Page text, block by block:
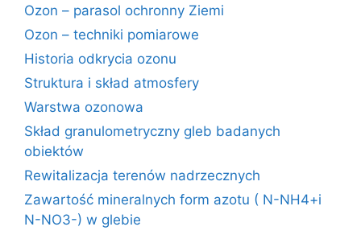
Ozon – parasol ochronny Ziemi
Ozon – techniki pomiarowe
Historia odkrycia ozonu
Struktura i skład atmosfery
Warstwa ozonowa
Skład granulometryczny gleb badanych
obiektów
Rewitalizacja terenów nadrzecznych
Zawartość mineralnych form azotu ( N-NH4+i
N-NO3-) w glebie